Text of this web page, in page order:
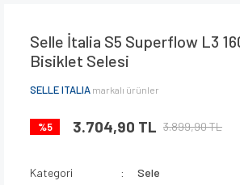
Selle İtalia S5 Superflow L3
Bisiklet Selesi
SELLE ITALIA markalı ürünler
%5 3.704,90 TL 3.899,90 TL
Kategori
Sele